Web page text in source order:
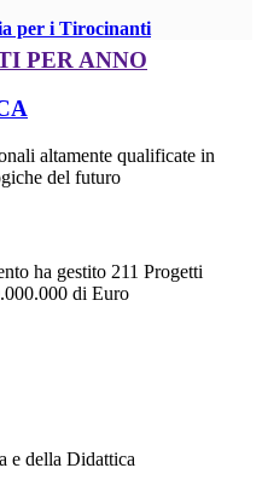
per i Tirocinanti
PER ANNO
altamente qualificate in
del futuro
ha gestito 211 Progetti
di Euro
e della Didattica